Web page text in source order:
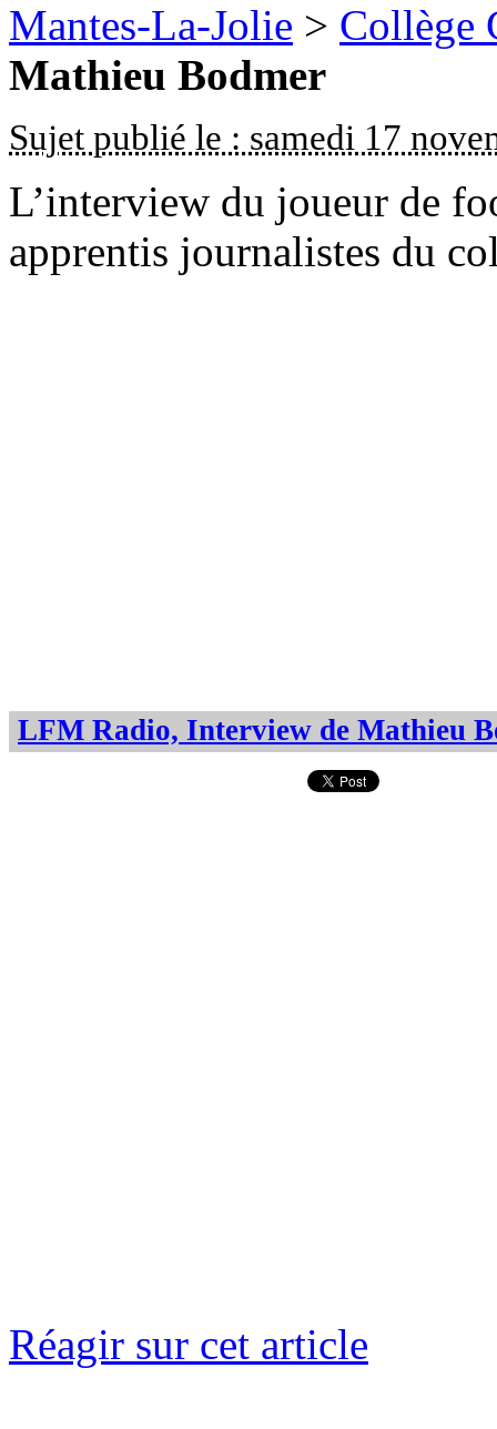
Mantes-La-Jolie > Collège
Mathieu Bodmer
Sujet publié le : samedi 17
L’interview du joueur de
apprentis journalistes du
LFM Radio, Interview de Mathieu
Réagir sur cet article